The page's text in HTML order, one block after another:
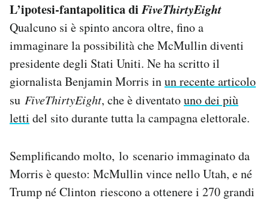
L’ipotesi-fantapolitica diFiveThirtyEight
Qualcuno si è spinto ancora oltre, fino a
immaginare la possibilità che McMullin diventi
presidente degli Stati Uniti. Ne ha scritto il
giornalista Benjamin Morris inun recente articolo
su FiveThirtyEight, che è diventatouno dei più
letti del sito durante tutta la campagna elettorale.
Semplificando molto, lo scenario immaginato da
Morris è questo: McMullin vince nello Utah, e né
Trump né Clinton riescono a ottenere i 270 grandi